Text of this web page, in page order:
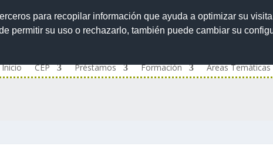
para recopilar información que ayuda a optimizar su
permitir su uso o rechazarlo, también puede cambiar su
Inicio CEP Préstamos Formación Áreas Temáticas